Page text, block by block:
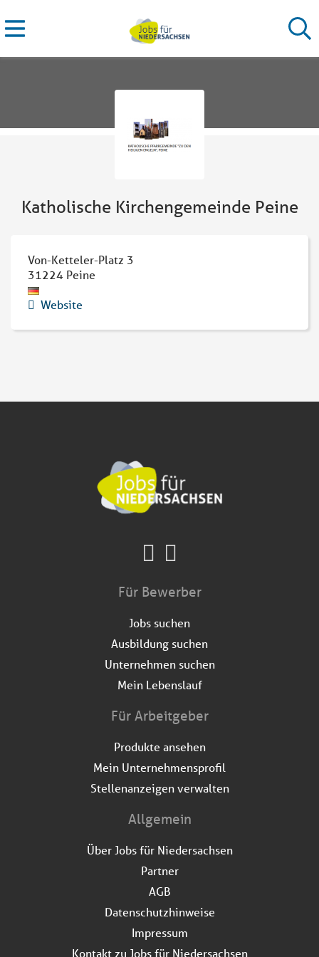
Katholische Kirchengemeinde Peine
Von-Ketteler-Platz 3
31224 Peine
Website
Für Bewerber
Jobs suchen
Ausbildung suchen
Unternehmen suchen
Mein Lebenslauf
Für Arbeitgeber
Produkte ansehen
Mein Unternehmensprofil
Stellenanzeigen verwalten
Allgemein
Über Jobs für Niedersachsen
Partner
AGB
Datenschutzhinweise
Impressum
Kontakt zu Jobs für Niedersachsen